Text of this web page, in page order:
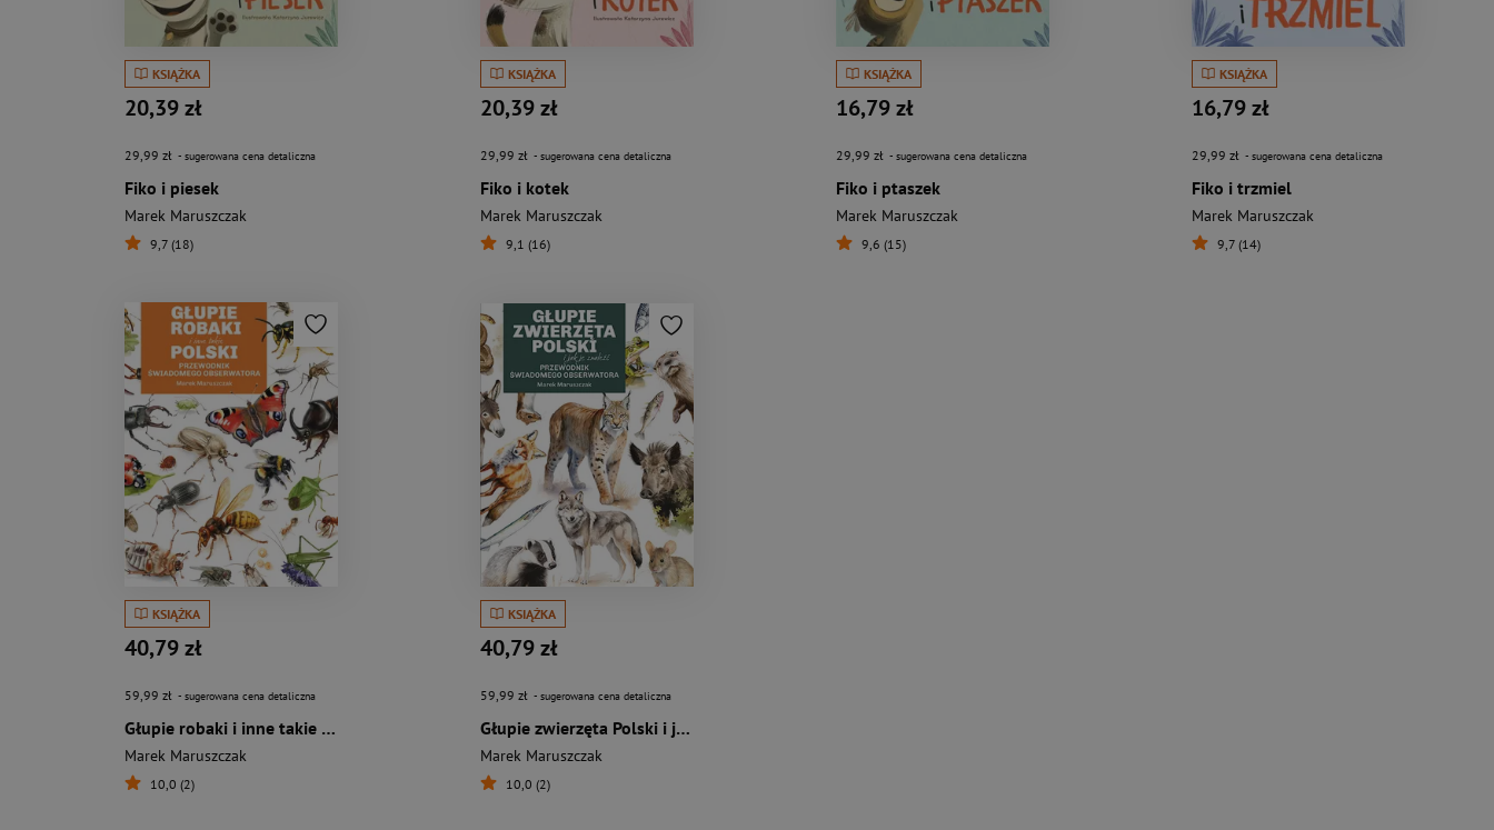
KSIĄŻKA
20,39 zł
29,99 zł - sugerowana cena detaliczna
Fiko i piesek
Marek Maruszczak
9,7 (18)
KSIĄŻKA
20,39 zł
29,99 zł - sugerowana cena detaliczna
Fiko i kotek
Marek Maruszczak
9,1 (16)
KSIĄŻKA
16,79 zł
29,99 zł - sugerowana cena detaliczna
Fiko i ptaszek
Marek Maruszczak
9,6 (15)
KSIĄŻKA
16,79 zł
29,99 zł - sugerowana cena detaliczna
Fiko i trzmiel
Marek Maruszczak
9,7 (14)
KSIĄŻKA
40,79 zł
59,99 zł - sugerowana cena detaliczna
Głupie robaki i inne takie Polski
Marek Maruszczak
10,0 (2)
KSIĄŻKA
40,79 zł
59,99 zł - sugerowana cena detaliczna
Głupie zwierzęta Polski i jak je znaleźć. Przewodnik świadomego obserwatora
Marek Maruszczak
10,0 (2)